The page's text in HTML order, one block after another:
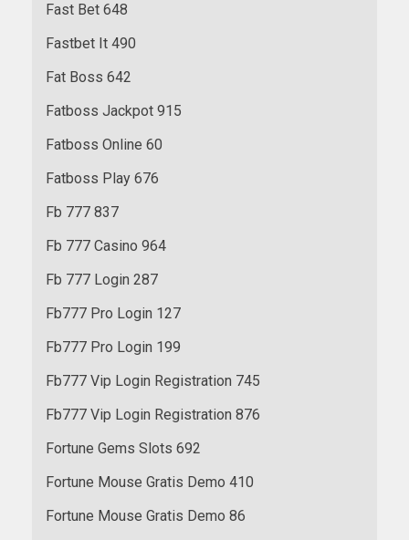
Fast Bet 648
Fastbet It 490
Fat Boss 642
Fatboss Jackpot 915
Fatboss Online 60
Fatboss Play 676
Fb 777 837
Fb 777 Casino 964
Fb 777 Login 287
Fb777 Pro Login 127
Fb777 Pro Login 199
Fb777 Vip Login Registration 745
Fb777 Vip Login Registration 876
Fortune Gems Slots 692
Fortune Mouse Gratis Demo 410
Fortune Mouse Gratis Demo 86